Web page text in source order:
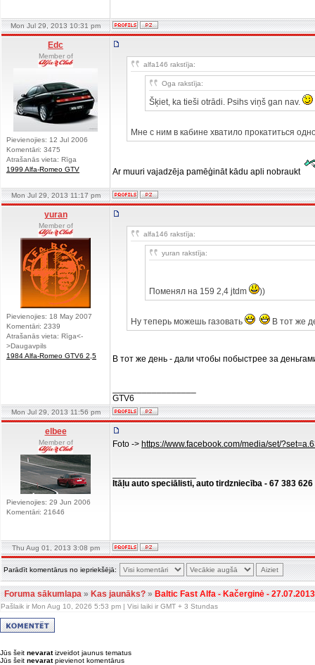
Mon Jul 29, 2013 10:31 pm
Edc
Member of
Pievienojies: 12 Jul 2006
Komentāri: 3475
Atrašanās vieta: Rīga
1999 Alfa-Romeo GTV
alfa146 rakstīja:
Oga rakstīja:
Šķiet, ka tieši otrādi. Psihs viņš gan nav.
Мне с ним в кабине хватило прокатиться
Ar muuri vajadzēja pamēģināt kādu apli nobraukt
Mon Jul 29, 2013 11:17 pm
yuran
Member of
Pievienojies: 18 May 2007
Komentāri: 2339
Atrašanās vieta: Rīga<-
>Daugavpils
1984 Alfa-Romeo GTV6 2,5
alfa146 rakstīja:
yuran rakstīja:
Поменял на 159 2,4 jtdm ))
Ну теперь можешь газовать В тот же
В тот же день - дали чтобы побыстрее за
GTV6
Mon Jul 29, 2013 11:56 pm
elbee
Member of
Pievienojies: 29 Jun 2006
Komentāri: 21646
Foto -> https://www.facebook.com/media/set/
Itāļu auto speciālisti, auto tirdzniecība - 67 383 626
Thu Aug 01, 2013 3:08 pm
Parādīt komentārus no iepriekšējā:
Foruma sākumlapa»Kas jaunāks?»Baltic Fast Alfa - Kačerginė - 27.07.2013
Pašlaik ir Mon Aug 10, 2026 5:53 pm | Visi laiki ir GMT + 3 Stundas
Jūs šeit nevaratizveidot jaunus tematus
Jūs šeit nevaratpievienot komentārus